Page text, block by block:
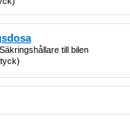
till bilen